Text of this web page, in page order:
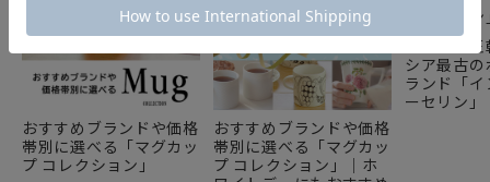
おすすめブランドや価格
帯別に選べる「マグカッ
プ コレクション」
おすすめブランドや価格
帯別に選べる「マグカッ
プ コレクション」｜ホ
ロマノフ
シア最古
ランド「
ーセリン」